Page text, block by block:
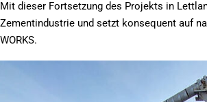
Mit dieser Fortsetzung des Projekts in
Zementindustrie und setzt konsequent auf
WORKS.